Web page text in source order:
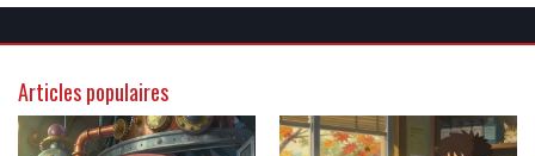
Articles populaires